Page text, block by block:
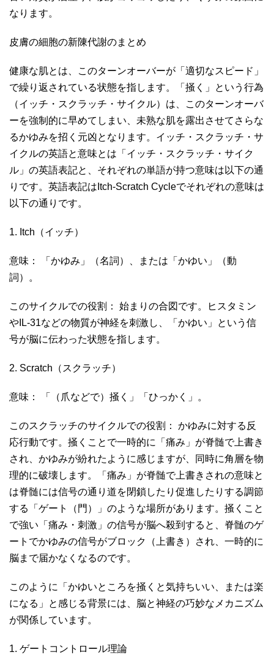
なります。
皮膚の細胞の新陳代謝のまとめ
健康な肌とは、このターンオーバーが「適切なスピード」
で繰り返されている状態を指します。「掻く」という行為
（イッチ・スクラッチ・サイクル）は、このターンオーバ
ーを強制的に早めてしまい、未熟な肌を露出させてさらな
るかゆみを招く元凶となります。イッチ・スクラッチ・サ
イクルの英語と意味とは「イッチ・スクラッチ・サイク
ル」の英語表記と、それぞれの単語が持つ意味は以下の通
りです。英語表記はItch-Scratch Cycleでそれぞれの意味は
以下の通りです。
1. Itch（イッチ）
意味： 「かゆみ」（名詞）、または「かゆい」（動
詞）。
このサイクルでの役割： 始まりの合図です。ヒスタミン
やIL-31などの物質が神経を刺激し、「かゆい」という信
号が脳に伝わった状態を指します。
2. Scratch（スクラッチ）
意味： 「（爪などで）掻く」「ひっかく」。
このスクラッチのサイクルでの役割： かゆみに対する反
応行動です。掻くことで一時的に「痛み」が脊髄で上書き
され、かゆみが紛れたように感じますが、同時に角層を物
理的に破壊します。「痛み」が脊髄で上書きされの意味と
は脊髄には信号の通り道を閉鎖したり促進したりする調節
する「ゲート（門）」のような場所があります。掻くこと
で強い「痛み・刺激」の信号が脳へ殺到すると、脊髄のゲ
ートでかゆみの信号がブロック（上書き）され、一時的に
脳まで届かなくなるのです。
このように「かゆいところを掻くと気持ちいい、または楽
になる」と感じる背景には、脳と神経の巧妙なメカニズム
が関係しています。
1. ゲートコントロール理論